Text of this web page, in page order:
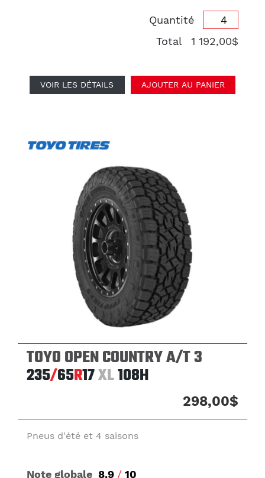
Quantité
Total
1 192,00$
VOIR LES DÉTAILS AJOUTER AU PANIER
TOYO OPEN COUNTRY A/T 3
235/65R17XL108H
298,00$
Pneus d'été et 4 saisons
Note globale 8.9 / 10